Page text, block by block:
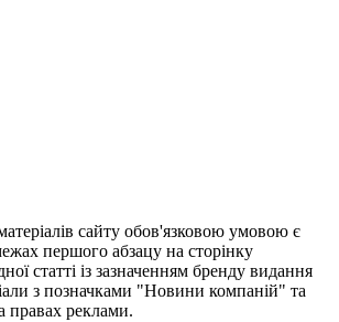
сайту обов'язковою умовою є
першого абзацу на сторінку
статті із зазначенням бренду видання
з позначками "Новини компаній" та
правах реклами.